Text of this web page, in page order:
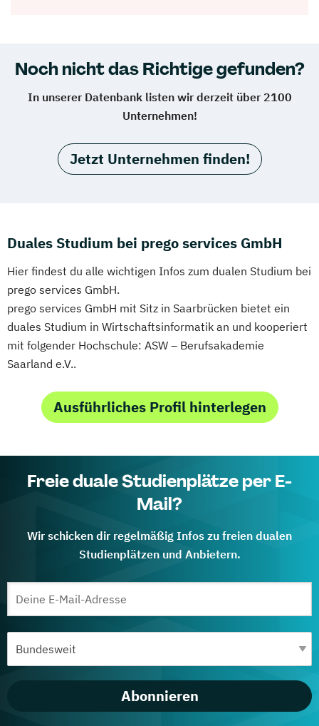
Noch nicht das Richtige gefunden?
In unserer Datenbank listen wir derzeit über 2100
Unternehmen!
Jetzt Unternehmen finden!
Duales Studium bei prego services GmbH
Hier findest du alle wichtigen Infos zum dualen Studium bei
prego services GmbH.
prego services GmbH mit Sitz in Saarbrücken bietet ein
duales Studium in Wirtschaftsinformatik an und kooperiert
mit folgender Hochschule: ASW – Berufsakademie
Saarland e.V..
Ausführliches Profil hinterlegen
Freie duale Studienplätze per E-
Mail?
Wir schicken dir regelmäßig Infos zu freien dualen
Studienplätzen und Anbietern.
Abonnieren